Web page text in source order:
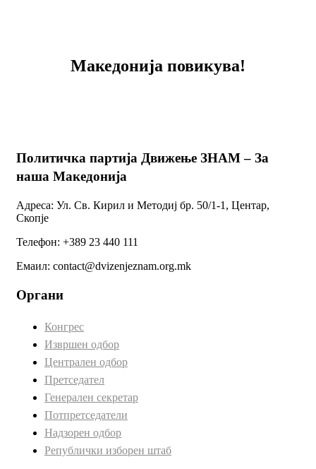
Македонија повикува!
Политичка партија Движење ЗНАМ – За
наша Македонија
Адреса: Ул. Св. Кирил и Методиј бр. 50/1-1, Центар,
Скопје
Телефон: +389 23 440 111
Емаил: contact@dvizenjeznam.org.mk
Органи
Конгрес
Извршен одбор
Централен одбор
Претседател
Генерален секретар
Потпретседатели
Надзорен одбор
Републички изборен штаб